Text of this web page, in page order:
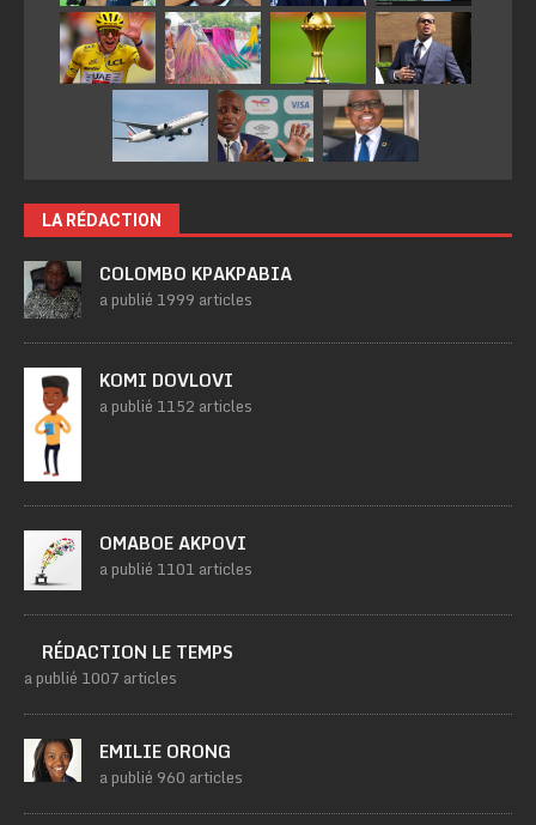
LA RÉDACTION
COLOMBO KPAKPABIA
a publié 1999 articles
KOMI DOVLOVI
a publié 1152 articles
OMABOE AKPOVI
a publié 1101 articles
RÉDACTION LE TEMPS
a publié 1007 articles
EMILIE ORONG
a publié 960 articles